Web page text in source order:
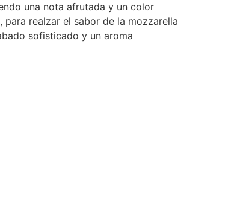
una nota afrutada y un color
realzar el sabor de la mozzarella
sofisticado y un aroma